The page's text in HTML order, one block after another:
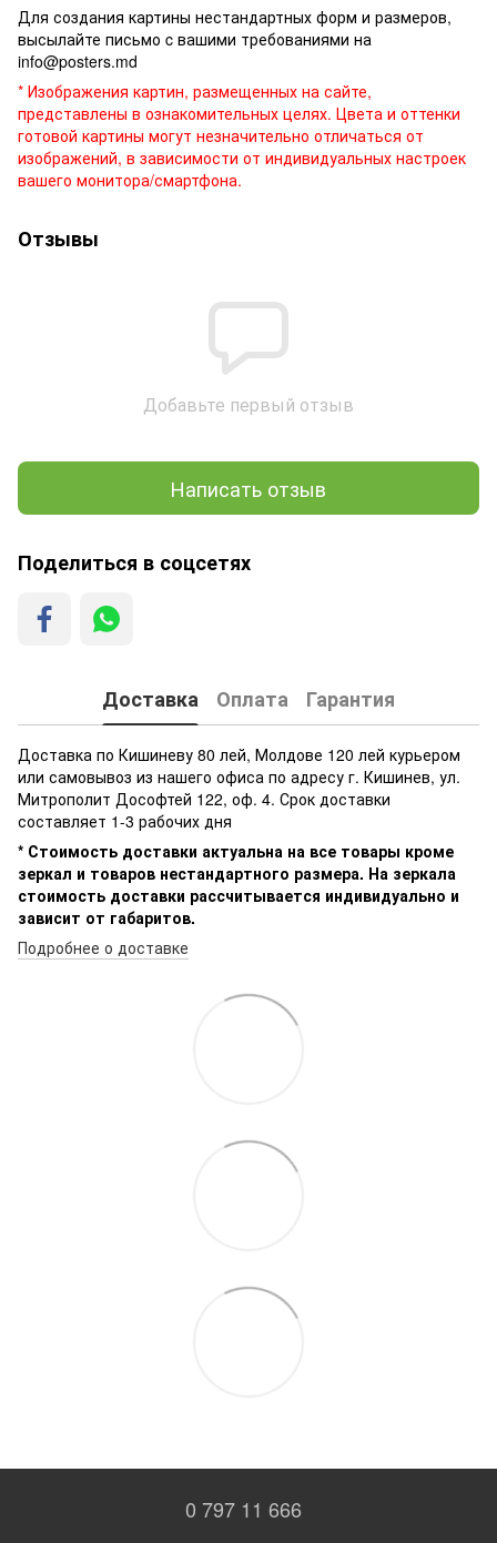
Для создания картины нестандартных форм и размеров,
высылайте письмо c вашими требованиями на
info@posters.md
* Изображения картин, размещенных на сайте,
представлены в ознакомительных целях. Цвета и оттенки
готовой картины могут незначительно отличаться от
изображений, в зависимости от индивидуальных настроек
вашего монитора/смартфона.
Отзывы
Добавьте первый отзыв
Написать отзыв
Поделиться в соцсетях
Доставка Оплата Гарантия
Доставка по Кишиневу 80 лей, Молдове 120 лей курьером
или самовывоз из нашего офиса по адресу г. Кишинев, ул.
Митрополит Дософтей 122, оф. 4. Срок доставки
составляет 1-3 рабочих дня
* Стоимость доставки актуальна на все товары кроме
зеркал и товаров нестандартного размера. На зеркала
стоимость доставки рассчитывается индивидуально и
зависит от габаритов.
Подробнее о доставке
0 797 11 666